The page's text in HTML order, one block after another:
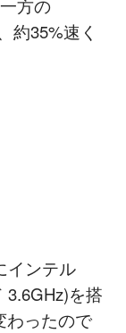
方の
約35%速く
インテル
3.6GHz)を搭
わったので